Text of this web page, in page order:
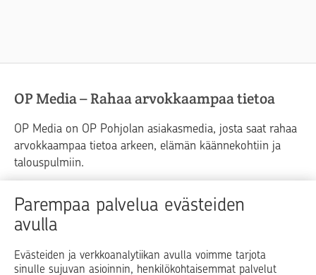
Parempaa palvelua evästeiden
avulla
Evästeiden ja verkkoanalytiikan avulla voimme tarjota
sinulle sujuvan asioinnin, henkilökohtaisemmat palvelut
OP Media – Rahaa arvokkaampaa tietoa
OP Media on OP Pohjolan asiakasmedia, josta saat rahaa
arvokkaampaa tietoa arkeen, elämän käännekohtiin ja
talouspulmiin.
Raha Elämä
Yrityselämä
Blogit ja puheenvuorot